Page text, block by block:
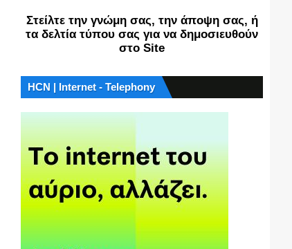
Στείλτε την γνώμη σας, την άποψη σας, ή
τα δελτία τύπου σας για να δημοσιευθούν
στο Site
HCN | Internet - Telephony